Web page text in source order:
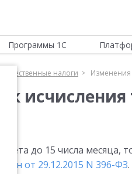
Программы 1С
налоги Изменения
исчисления
до 15 числа месяца,
от 29.12.2015 N 396-ФЗ.